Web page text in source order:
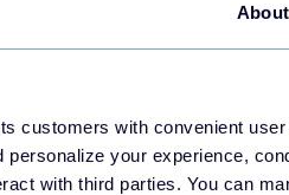
About
customers with convenient
your experience,
with third parties. You can